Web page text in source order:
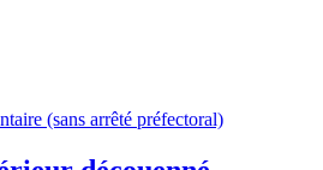
(sans arrêté préfectoral)